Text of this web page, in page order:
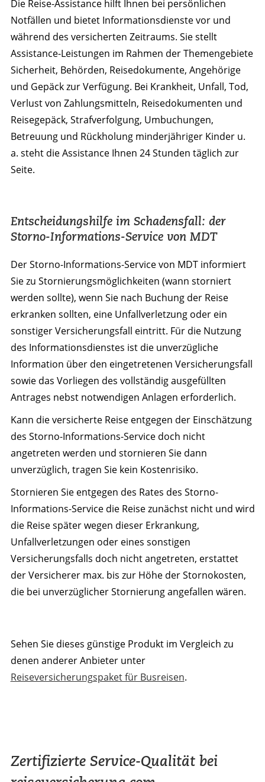
Die Reise-Assistance hilft Ihnen bei persönlichen
Notfällen und bietet Informationsdienste vor und
während des versicherten Zeitraums. Sie stellt
Assistance-Leistungen im Rahmen der Themengebiete
Sicherheit, Behörden, Reisedokumente, Angehörige
und Gepäck zur Verfügung. Bei Krankheit, Unfall, Tod,
Verlust von Zahlungsmitteln, Reisedokumenten und
Reisegepäck, Strafverfolgung, Umbuchungen,
Betreuung und Rückholung minderjähriger Kinder u.
a. steht die Assistance Ihnen 24 Stunden täglich zur
Seite.
Entscheidungshilfe im Schadensfall: der
Storno-Informations-Service von MDT
Der Storno-Informations-Service von MDT informiert
Sie zu Stornierungsmöglichkeiten (wann storniert
werden sollte), wenn Sie nach Buchung der Reise
erkranken sollten, eine Unfallverletzung oder ein
sonstiger Versicherungsfall eintritt. Für die Nutzung
des Informationsdienstes ist die unverzügliche
Information über den eingetretenen Versicherungsfall
sowie das Vorliegen des vollständig ausgefüllten
Antrages nebst notwendigen Anlagen erforderlich.
Kann die versicherte Reise entgegen der Einschätzung
des Storno-Informations-Service doch nicht
angetreten werden und stornieren Sie dann
unverzüglich, tragen Sie kein Kostenrisiko.
Stornieren Sie entgegen des Rates des Storno-
Informations-Service die Reise zunächst nicht und wird
die Reise später wegen dieser Erkrankung,
Unfallverletzungen oder eines sonstigen
Versicherungsfalls doch nicht angetreten, erstattet
der Versicherer max. bis zur Höhe der Stornokosten,
die bei unverzüglicher Stornierung angefallen wären.
Sehen Sie dieses günstige Produkt im Vergleich zu
denen anderer Anbieter unter
Reiseversicherungspaket für Busreisen.
Zertifizierte Service-Qualität bei